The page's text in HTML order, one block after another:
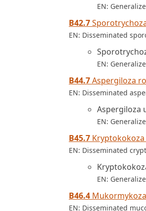
EN:
B42.7
EN: Disseminated
EN:
B44.7Aspergiloza
EN: Disseminated
Aspergiloza
EN:
B45.7
EN: Disseminated
EN:
B46.4
EN: Disseminated